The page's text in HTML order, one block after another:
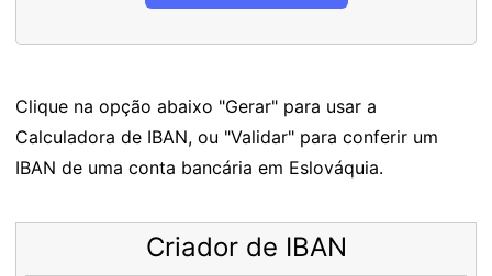
Clique na opção abaixo "Gerar" para usar a
Calculadora de IBAN, ou "Validar" para conferir um
IBAN de uma conta bancária em Eslováquia.
Criador de IBAN